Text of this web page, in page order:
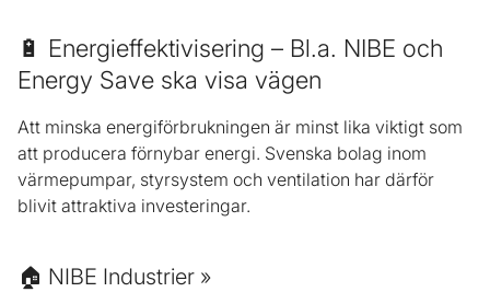
🔋 Energieffektivisering – Bl.a. NIBE och
Energy Save ska visa vägen
Att minska energiförbrukningen är minst lika viktigt som
att producera förnybar energi. Svenska bolag inom
värmepumpar, styrsystem och ventilation har därför
blivit attraktiva investeringar.
🏠 NIBE Industrier »